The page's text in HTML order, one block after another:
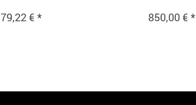
79,22 € * 850,00 € *